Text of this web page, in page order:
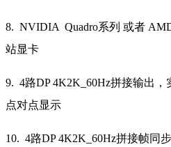
8. NVIDIA Quadro系列 或者
站显卡
9. 4路DP 4K2K_60Hz拼接输出
点对点显示
10. 4路DP 4K2K_60Hz拼接帧同